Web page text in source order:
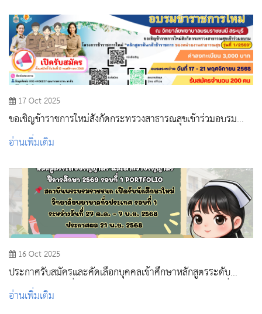
17 Oct 2025
ขอเชิญข้าราชการใหม่สังกัดกระทรวงสาธารณสุขเข้าร่วมอบรม
โครงการปฐมนิเทศข้าราชการใหม่ “หลักสูตรต้นกล้าข้าราชการ”
รุ่นที่ 1/2569
อ่านเพิ่มเติม
16 Oct 2025
ประกาศรับสมัครและคัดเลือกบุคคลเข้าศึกษาหลักสูตรระดับ
ปริญญาตรี และต่ำกว่าปริญญาตรี ปีการศึกษา 2569 รอบที่ 1
PORTFOLIO
อ่านเพิ่มเติม